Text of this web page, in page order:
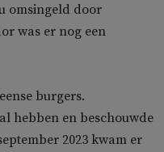
omsingeld door
was er nog een
burgers.
hebben en beschouwde
2023 kwam er